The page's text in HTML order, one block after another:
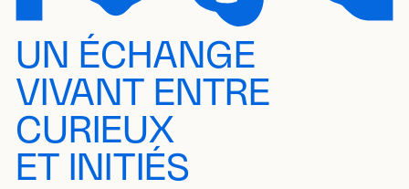
UN ÉCHANGE
VIVANT ENTRE
CURIEUX
ET INITIÉS